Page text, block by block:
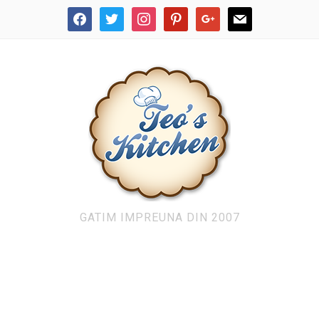
facebooktwitter instagrampinterestgoogle mail
GATIM IMPREUNA DIN 2007